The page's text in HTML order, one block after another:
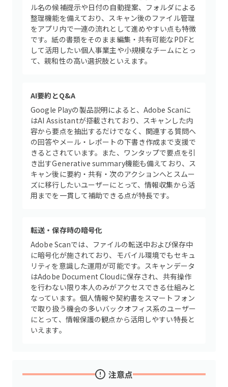
ル名の候補提示や日付の自動提案、フォルダによる
整理機能を備えており、スキャン後のファイル管理
をアプリ内で一連の流れとして進めやすい点も特徴
です。紙の書類をそのまま編集・共有可能なPDFと
して活用したい個人事業主や小規模なチームにとっ
て、親和性の高い選択肢といえます。
AI要約とQ&A
Google Playの製品説明によると、Adobe Scanに
はAI Assistantが搭載されており、スキャンした内
容から要点を抽出するだけでなく、関連する質問へ
の回答やメール・レポートの下書き作成まで支援で
きるとされています。また、ワンタップで要点を引
き出すGenerative summary機能も備えており、ス
キャン後に要約・共有・次のアクションへとスムー
ズに移行したいユーザーにとって、情報収集から活
用までを一貫して補助できる点が特長です。
転送・保存時の暗号化
Adobe Scanでは、ファイルの転送中および保存中
に暗号化が施されており、モバイル環境でもセキュ
リティを意識した運用が可能です。スキャンデータ
はAdobe Document Cloudに保存され、共有操作
を行わない限り本人のみがアクセスできる仕組みと
なっています。個人情報や契約書をスマートフォン
で取り扱う機会の多いバックオフィス系のユーザー
にとって、情報保護の観点から活用しやすい特長と
いえます。
注意点